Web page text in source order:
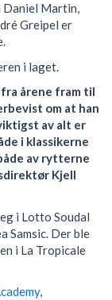
Daniel Martin,
Greipel er
i laget.
fra årene fram til
om at han
av alt er
i klassikerne
av rytterne
Kjell
i Lotto Soudal
Der ble
i La Tropicale
,